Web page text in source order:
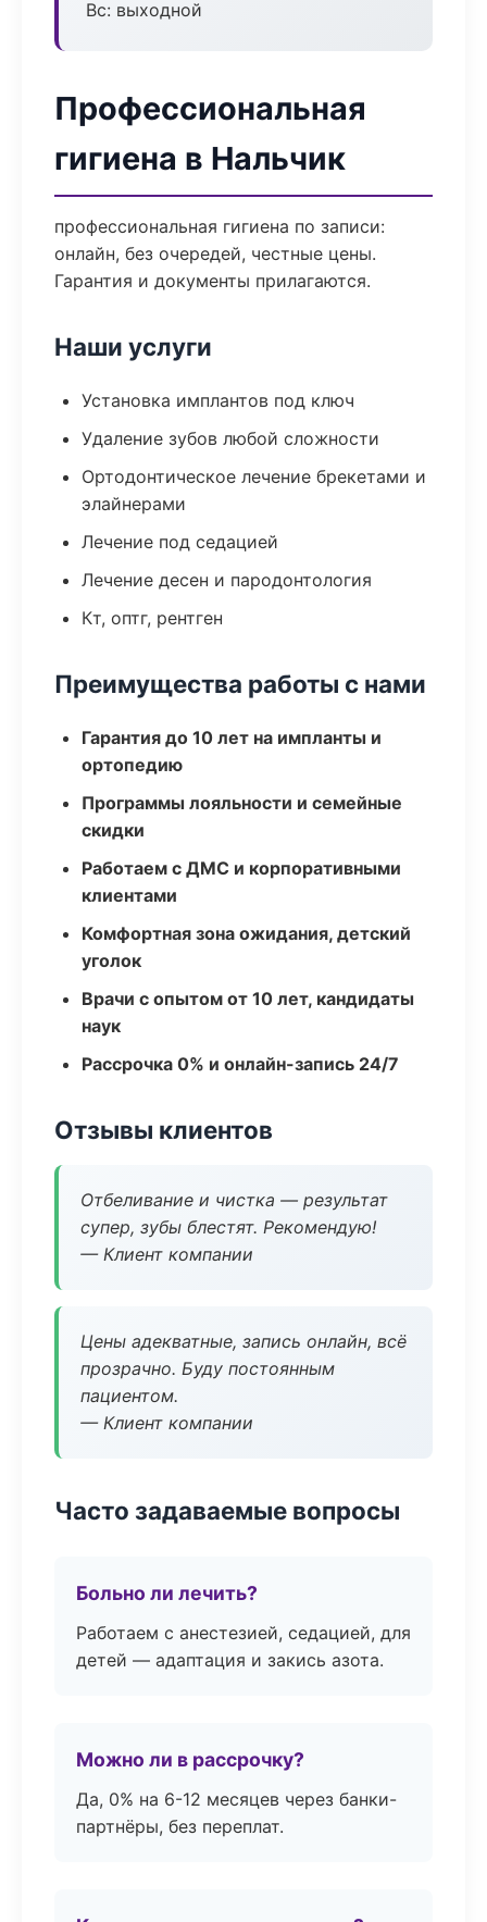
Вс: выходной
Профессиональная
гигиена в Нальчик
профессиональная гигиена по записи:
онлайн, без очередей, честные цены.
Гарантия и документы прилагаются.
Наши услуги
Установка имплантов под ключ
Удаление зубов любой сложности
Ортодонтическое лечение брекетами и
элайнерами
Лечение под седацией
Лечение десен и пародонтология
Кт, оптг, рентген
Преимущества работы с нами
Гарантия до 10 лет на импланты и
ортопедию
Программы лояльности и семейные
скидки
Работаем с ДМС и корпоративными
клиентами
Комфортная зона ожидания, детский
уголок
Врачи с опытом от 10 лет, кандидаты
наук
Рассрочка 0% и онлайн-запись 24/7
Отзывы клиентов
Отбеливание и чистка — результат
супер, зубы блестят. Рекомендую!
— Клиент компании
Цены адекватные, запись онлайн, всё
прозрачно. Буду постоянным
пациентом.
— Клиент компании
Часто задаваемые вопросы
Больно ли лечить?
Работаем с анестезией, седацией, для
детей — адаптация и закись азота.
Можно ли в рассрочку?
Да, 0% на 6-12 месяцев через банки-
партнёры, без переплат.